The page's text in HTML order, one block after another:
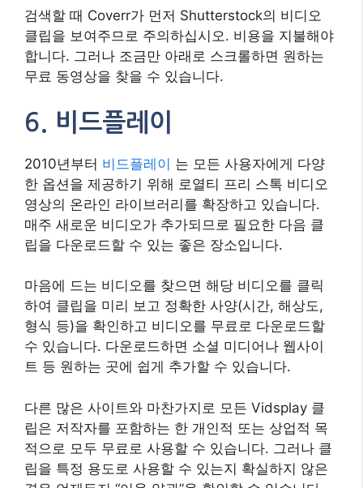
검색할 때 Coverr가 먼저 Shutterstock의 비디오
클립을 보여주므로 주의하십시오. 비용을 지불해야
합니다. 그러나 조금만 아래로 스크롤하면 원하는
무료 동영상을 찾을 수 있습니다.
6. 비드플레이
2010년부터 비드플레이 는 모든 사용자에게 다양
한 옵션을 제공하기 위해 로열티 프리 스톡 비디오
영상의 온라인 라이브러리를 확장하고 있습니다.
매주 새로운 비디오가 추가되므로 필요한 다음 클
립을 다운로드할 수 있는 좋은 장소입니다.
마음에 드는 비디오를 찾으면 해당 비디오를 클릭
하여 클립을 미리 보고 정확한 사양(시간, 해상도,
형식 등)을 확인하고 비디오를 무료로 다운로드할
수 있습니다. 다운로드하면 소셜 미디어나 웹사이
트 등 원하는 곳에 쉽게 추가할 수 있습니다.
다른 많은 사이트와 마찬가지로 모든 Vidsplay 클
립은 저작자를 포함하는 한 개인적 또는 상업적 목
적으로 모두 무료로 사용할 수 있습니다. 그러나 클
립을 특정 용도로 사용할 수 있는지 확실하지 않은